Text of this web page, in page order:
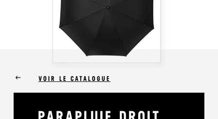
keyboard_backspace VOIR LE CATALOGUE